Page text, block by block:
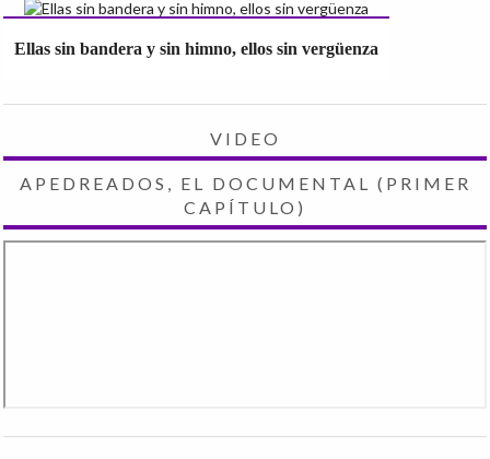
Ellas sin bandera y sin himno, ellos sin vergüenza
VIDEO
APEDREADOS, EL DOCUMENTAL (PRIMER
CAPÍTULO)